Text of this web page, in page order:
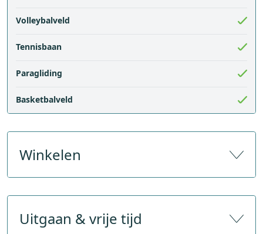
Volleybalveld
Tennisbaan
Paragliding
Basketbalveld
Winkelen
Aantal sportwinkels
Uitgaan & vrije tijd